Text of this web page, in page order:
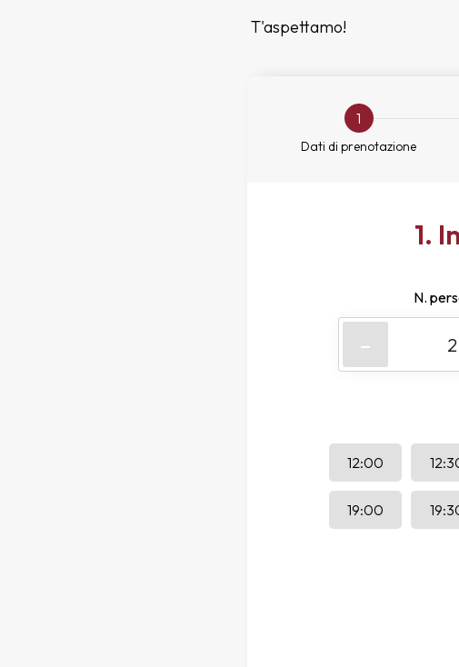
T'aspettamo!
1
Dati di prenotazione
1.
N.
-
12:00
19:00